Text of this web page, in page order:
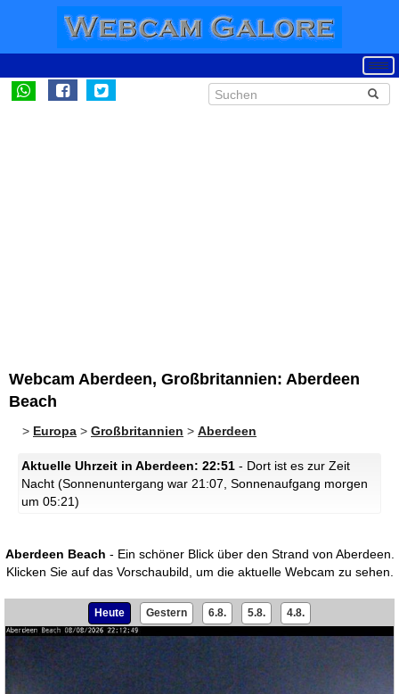
Webcam Aberdeen, Großbritannien: Aberdeen
Beach
> Europa > Großbritannien > Aberdeen
Aktuelle Uhrzeit in Aberdeen: 22:51 - Dort ist es zur Zeit
Nacht (Sonnenuntergang war 21:07, Sonnenaufgang morgen
um 05:21)
Aberdeen Beach - Ein schöner Blick über den Strand von Aberdeen.
Klicken Sie auf das Vorschaubild, um die aktuelle Webcam zu sehen.
Heute Gestern 6.8. 5.8. 4.8.